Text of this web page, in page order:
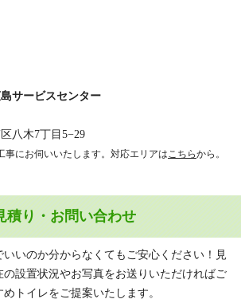
サービスセンター
八木7丁目5−29
にお伺いいたします。対応エリアはこちらから。
積り・お問い合わせ
いいのか分からなくてもご安心ください！見
設置状況やお写真をお送りいただければご
トイレをご提案いたします。